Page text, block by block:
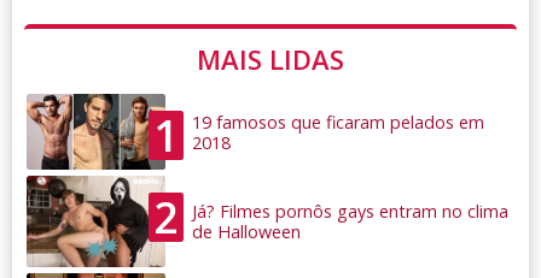
MAIS LIDAS
1
19 famosos que ficaram pelados em
2018
2
Já? Filmes pornôs gays entram no clima
de Halloween